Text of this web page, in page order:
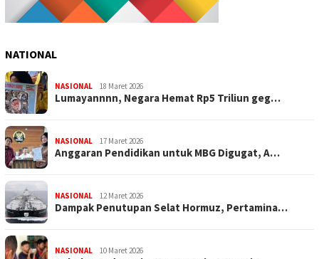
NATIONAL
NASIONAL 18 Maret 2026
Lumayannnn, Negara Hemat Rp5 Triliun geg…
NASIONAL 17 Maret 2026
Anggaran Pendidikan untuk MBG Digugat, A…
NASIONAL 12 Maret 2026
Dampak Penutupan Selat Hormuz, Pertamina…
NASIONAL 10 Maret 2026